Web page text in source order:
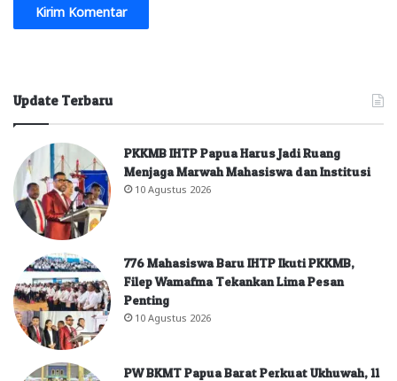
Update Terbaru
PKKMB IHTP Papua Harus Jadi Ruang
Menjaga Marwah Mahasiswa dan Institusi
10 Agustus 2026
776 Mahasiswa Baru IHTP Ikuti PKKMB,
Filep Wamafma Tekankan Lima Pesan
Penting
10 Agustus 2026
PW BKMT Papua Barat Perkuat Ukhuwah, 11